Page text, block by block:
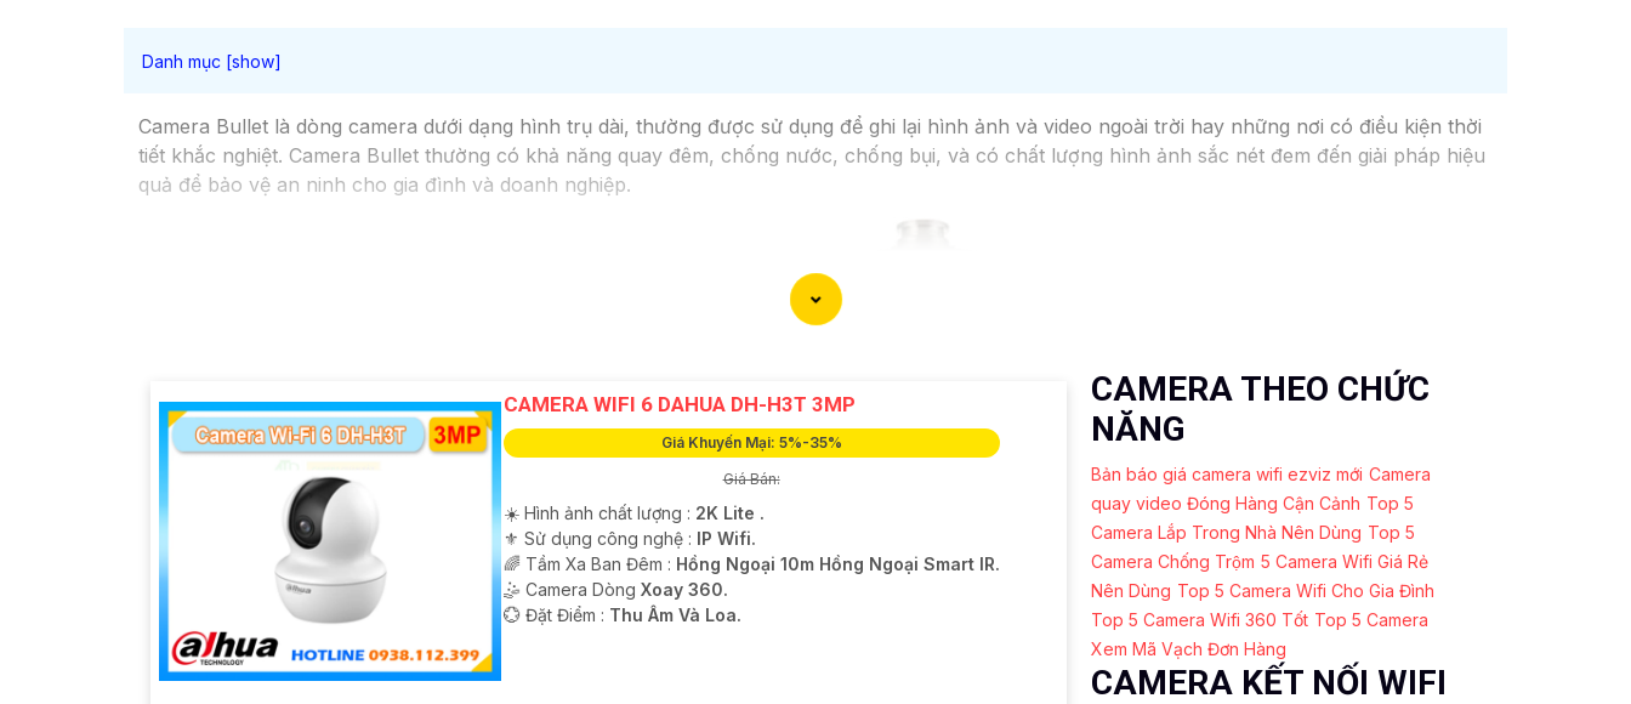
Camera Bullet là dòng camera dưới dạng hình trụ dài, thường được sử dụng để ghi lại hình ảnh và video ngoài trời hay những nơi có điều kiện thời
tiết khắc nghiệt. Camera Bullet thường có khả năng quay đêm, chống nước, chống bụi, và có chất lượng hình ảnh sắc nét đem đến giải pháp hiệu
quả để bảo vệ an ninh cho gia đình và doanh nghiệp.
CAMERA WIFI 6 DAHUA DH-H3T 3MP
Giá Khuyến Mại: 5%-35%
Giá Bán:
☀️ Hình ảnh chất lượng : 2K Lite .
⚜️ Sử dụng công nghệ : IP Wifi.
🌈 Tầm Xa Ban Đêm : Hồng Ngoại 10m Hồng Ngoại Smart IR.
🤹 Camera Dòng Xoay 360.
️💮 Đặt Điểm : Thu Âm Và Loa.
CAMERA THEO CHỨC
NĂNG
Bản báo giá camera wifi ezviz mới Camera
quay video Đóng Hàng Cận Cảnh Top 5
Camera Lắp Trong Nhà Nên Dùng Top 5
Camera Chống Trộm 5 Camera Wifi Giá Rẻ
Nên Dùng Top 5 Camera Wifi Cho Gia Đình
Top 5 Camera Wifi 360 Tốt Top 5 Camera
Xem Mã Vạch Đơn Hàng
CAMERA KẾT NỐI WIFI